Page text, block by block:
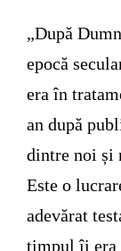
„După
epocă
era în
an după
dintre noi și
Este o
adevărat
timpul îi era